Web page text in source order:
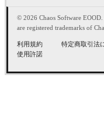
© 2026 Chaos Software
are registered trademarks of
利用規約 特定商取引法
使用許諾